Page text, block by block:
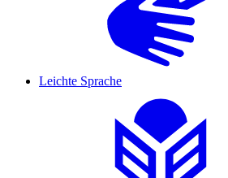
Leichte Sprache